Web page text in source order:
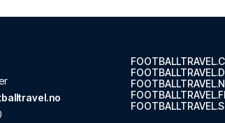
FOOTBALLTRAVEL.FI